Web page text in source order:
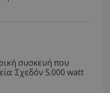
συσκευή που
Σχεδόν 5.000 watt